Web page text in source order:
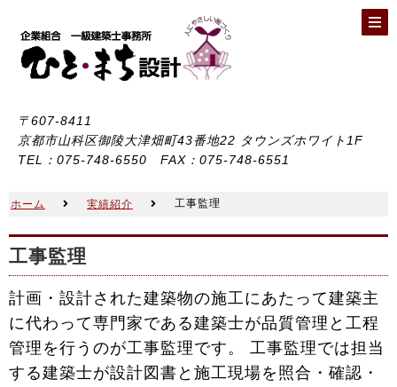
〒607-8411
京都市山科区御陵大津畑町43番地22 タウンズホワイト1F
TEL：075-748-6550 FAX：075-748-6551
ホーム 実績紹介 工事監理
工事監理
計画・設計された建築物の施工にあたって建築主
に代わって専門家である建築士が品質管理と工程
管理を行うのが工事監理です。 工事監理では担当
する建築士が設計図書と施工現場を照合・確認・